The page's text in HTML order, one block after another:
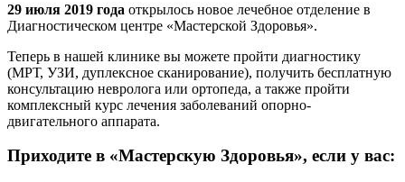
29 июля 2019 года открылось новое лечебное отделение в
Диагностическом центре «Мастерской Здоровья».
Теперь в нашей клинике вы можете пройти диагностику
(МРТ, УЗИ, дуплексное сканирование), получить бесплатную
консультацию невролога или ортопеда, а также пройти
комплексный курс лечения заболеваний опорно-
двигательного аппарата.
Приходите в «Мастерскую Здоровья», если у вас: